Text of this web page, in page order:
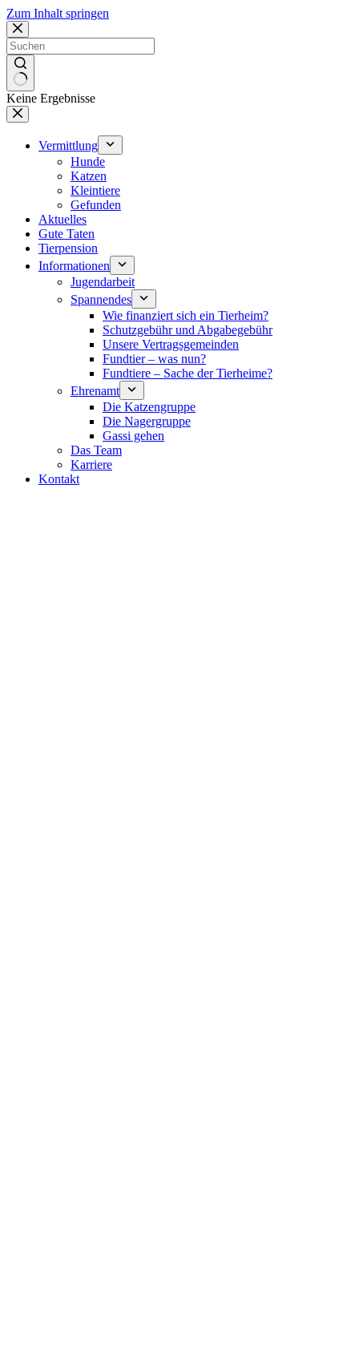
Zum Inhalt springen
Keine Ergebnisse
Vermittlung
Hunde
Katzen
Kleintiere
Gefunden
Aktuelles
Gute Taten
Tierpension
Informationen
Jugendarbeit
Spannendes
Wie finanziert sich ein Tierheim?
Schutzgebühr und Abgabegebühr
Unsere Vertragsgemeinden
Fundtier – was nun?
Fundtiere – Sache der Tierheime?
Ehrenamt
Die Katzengruppe
Die Nagergruppe
Gassi gehen
Das Team
Karriere
Kontakt